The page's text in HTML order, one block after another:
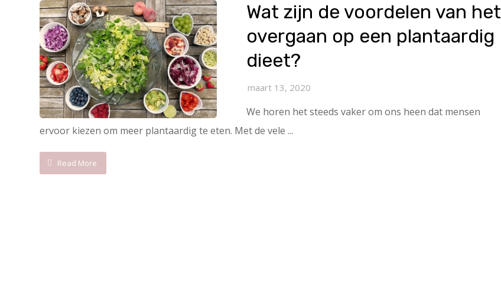
Wat zijn de voordelen van het
overgaan op een plantaardig
dieet?
maart 13, 2020
We horen het steeds vaker om ons heen dat mensen
ervoor kiezen om meer plantaardig te eten. Met de vele ...
Read More